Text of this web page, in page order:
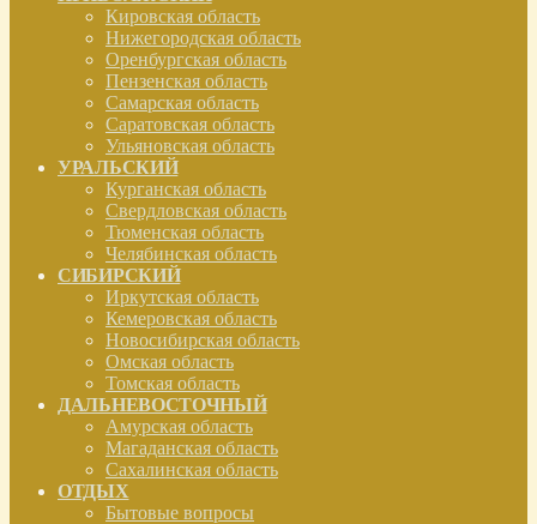
Кировская область
Нижегородская область
Оренбургская область
Пензенская область
Самарская область
Саратовская область
Ульяновская область
УРАЛЬСКИЙ
Курганская область
Свердловская область
Тюменская область
Челябинская область
СИБИРСКИЙ
Иркутская область
Кемеровская область
Новосибирская область
Омская область
Томская область
ДАЛЬНЕВОСТОЧНЫЙ
Амурская область
Магаданская область
Сахалинская область
ОТДЫХ
Бытовые вопросы